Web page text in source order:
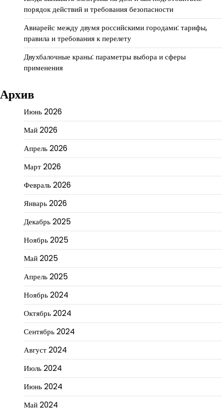
порядок действий и требования безопасности
Авиарейс между двумя российскими городами: тарифы,
правила и требования к перелету
Двухбалочные краны: параметры выбора и сферы
применения
Архив
Июнь 2026
Май 2026
Апрель 2026
Март 2026
Февраль 2026
Январь 2026
Декабрь 2025
Ноябрь 2025
Май 2025
Апрель 2025
Ноябрь 2024
Октябрь 2024
Сентябрь 2024
Август 2024
Июль 2024
Июнь 2024
Май 2024